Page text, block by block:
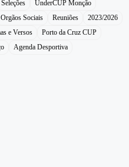
Seleções
UnderCUP Monção
Orgãos Sociais Reuniões
2023/2026
e Versos
Porto da Cruz CUP
Agenda Desportiva